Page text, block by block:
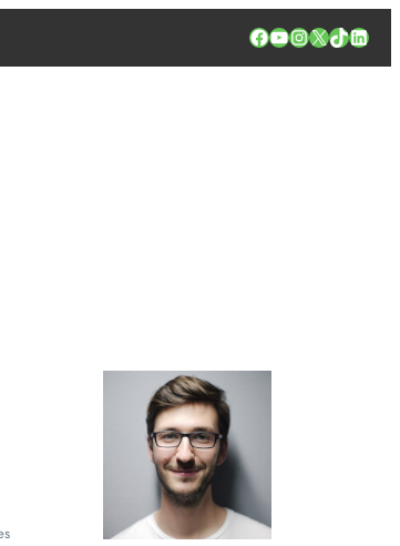
Facebook
YouTube
Instagram
X TikTok